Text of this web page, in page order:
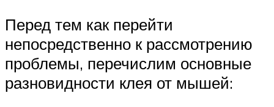
Перед тем как перейти
непосредственно к рассмотрению
проблемы, перечислим основные
разновидности клея от мышей: